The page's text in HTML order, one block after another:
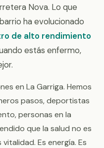
Nova. Lo que
ha evolucionado
de alto rendimiento
estás enfermo,
en La Garriga. Hemos
pasos, deportistas
personas en la
que la salud no es
Es energía. Es